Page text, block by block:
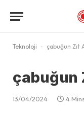
Teknoloji - çabuğun Zıt
çabuğun
13/04/2024 4